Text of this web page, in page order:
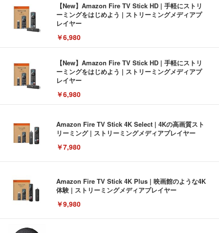
【New】Amazon Fire TV Stick HD | 手軽にストリ
ーミングをはじめよう | ストリーミングメディアプ
レイヤー
￥6,980
【New】Amazon Fire TV Stick HD | 手軽にストリ
ーミングをはじめよう | ストリーミングメディアプ
レイヤー
￥6,980
Amazon Fire TV Stick 4K Select | 4Kの高画質スト
リーミング | ストリーミングメディアプレイヤー
￥7,980
Amazon Fire TV Stick 4K Plus | 映画館のような4K
体験 | ストリーミングメディアプレイヤー
￥9,980